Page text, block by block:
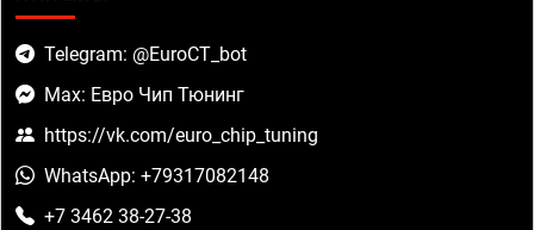
Telegram: @EuroCT_bot
Max: Евро Чип Тюнинг
https://vk.com/euro_chip_tuning
WhatsApp: +79317082148
+7 3462 38-27-38